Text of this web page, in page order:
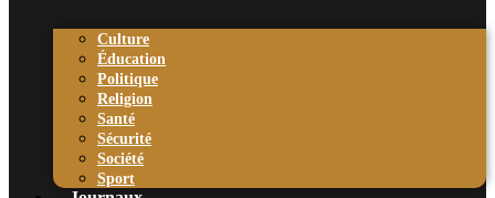
Culture
Éducation
Politique
Religion
Santé
Sécurité
Société
Sport